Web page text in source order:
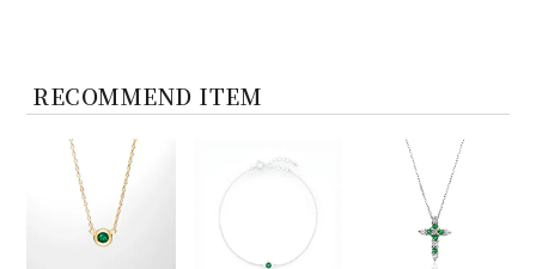
RECOMMEND ITEM